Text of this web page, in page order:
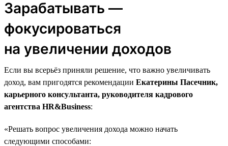
Зарабатывать —
фокусироваться
на увеличении доходов
Если вы всерьёз приняли решение, что важно увеличивать
доход, вам пригодятся рекомендации Екатерины Пасечник,
карьерного консультанта, руководителя кадрового
агентства HR&Business:
«Решать вопрос увеличения дохода можно начать
следующими способами: